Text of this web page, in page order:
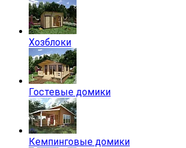
Хозблоки
Гостевые домики
Кемпинговые домики